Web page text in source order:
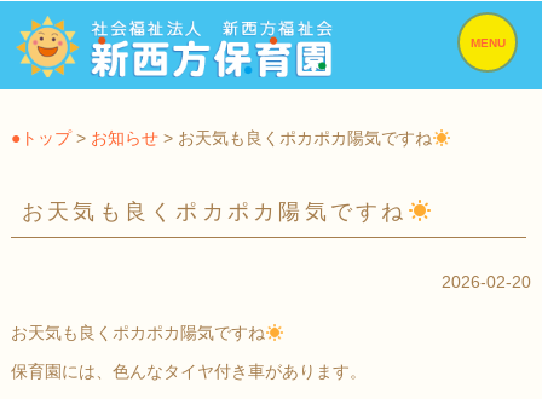
MENU
●トップ> お知らせ> お天気も良くポカポカ陽気ですね
お天気も良くポカポカ陽気ですね
2026-02-20
お天気も良くポカポカ陽気ですね
保育園には、色んなタイヤ付き車があります。